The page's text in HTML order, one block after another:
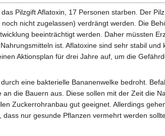
Pilzgift Aflatoxin, 17 Personen starben. Der
nicht zugelassen) verdrängt werden. Die
beeinträchtigt werden. Daher müssten
ist. Aflatoxine sind sehr stabil und
Aktionsplan für drei Jahre auf, um die
eine bakterielle Bananenwelke bedroht.
die Bauern aus. Diese sollen mit der Zeit die
Zuckerrohranbau gut geeignet. Allerdings
nur gesunde Pflanzen vermehrt werden